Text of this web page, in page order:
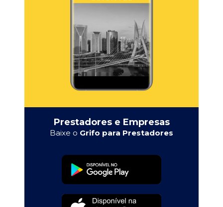
Prestadores e Empresas
Baixe o Grifo para Prestadores